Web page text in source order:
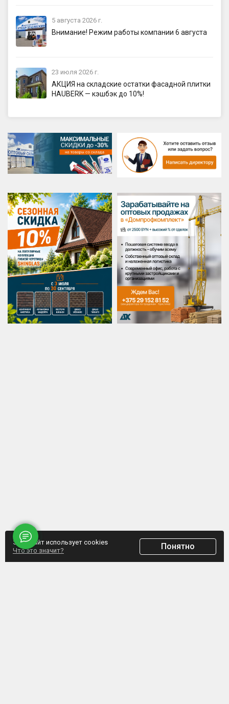
5 августа 2026 г.
Внимание! Режим работы компании 6 августа
23 июля 2026 г.
АКЦИЯ на складские остатки фасадной плитки
HAUBERK — кэшбэк до 10%!
Этот сайт использует cookies
Что это значит?
Понятно